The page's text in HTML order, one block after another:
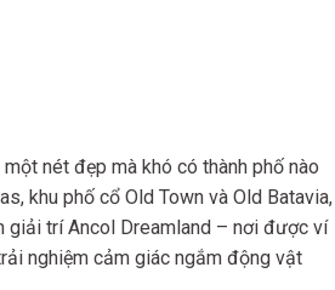
nét đẹp mà khó có thành phố nào
khu phố cổ Old Town và Old Batavia,
giải trí Ancol Dreamland – nơi được ví
nghiệm cảm giác ngắm động vật